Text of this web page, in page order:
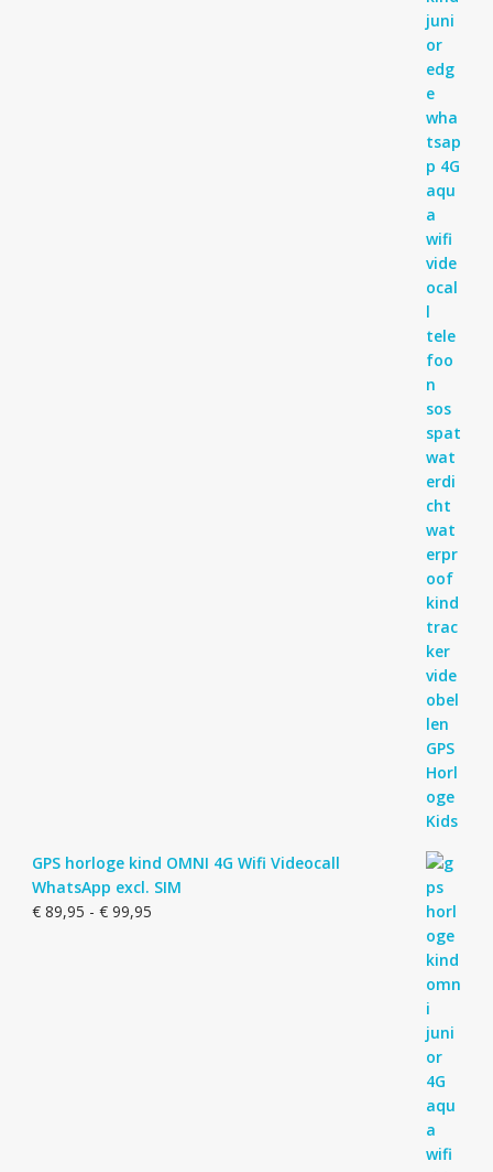
GPS horloge kind OMNI 4G Wifi Videocall
WhatsApp excl. SIM
€89,95 - €99,95Prijsklasse: